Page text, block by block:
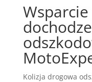
Kolizja drogowa